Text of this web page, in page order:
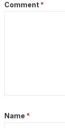
Comment *
Name *